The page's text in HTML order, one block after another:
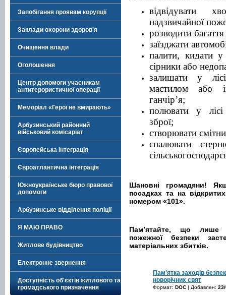
Запобігання проявам корупції
Заклади охорони здоров'я
Очищення влади
Оголошення
Центр допомоги учасникам
антитерористичної операції
Меморіал «Герої не вмирають»
Арбузинський районний
військовий комісаріат
Європейська інтеграція
Євроатлантична інтеграція
Южноукраїнське бюро правової
допомоги
Арбузинське відділення поліції
Я МАЮ ПРАВО
Житлове будівництво
Електронне звернення
Доступність об'єктів житлового та
громадського призначення
відвідувати
надзвичайної
розводити багаття
заїзджати
палити, кидати у
сірники або
залишати у
мастилом або
ганчір’я;
полювати у лісі
зброї;
створювати
спалювати
Шановні громадяни!
посадках та на
номером «101».
Пам’ятайте, що лише
пожежної безпеки
матеріальних збитків.
Пам’ятка заходів
новорічних свят
Формат: DOC | Добавлен: